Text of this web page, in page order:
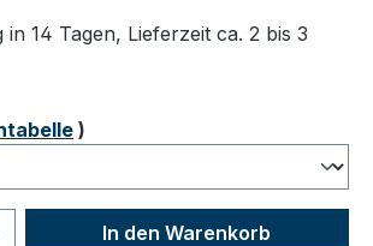
in 14 Tagen, Lieferzeit ca. 2 bis 3
)
Gib den
In den Warenkorb